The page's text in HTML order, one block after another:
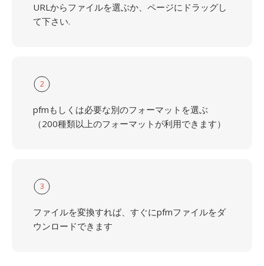
URLからファイルを選ぶか、ページにドラッグし
て下さい.
2
pfmもしくは必要な別のフォーマットを選ぶ
（200種類以上のフォーマットが利用できます）
3
ファイルを変換すれば、すぐにpfmファイルをダ
ウンロードできます